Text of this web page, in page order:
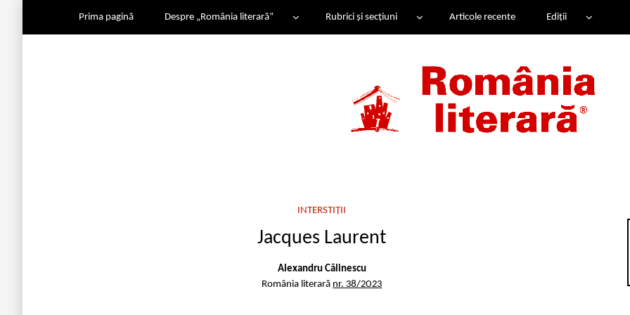
Prima pagină Despre „România literară” Rubrici și secțiuni Articole recente Ediții
INTERSTIȚII
Jacques Laurent
Alexandru Călinescu
România literară nr. 38/2023